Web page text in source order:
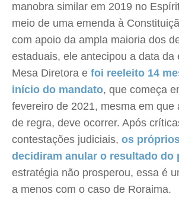
manobra similar em 2019 no
meio de uma emenda à
com apoio da ampla maioria dos
estaduais, ele antecipou a data da
Mesa Diretora e foi reeleito 14
início do mandato, que começa
fevereiro de 2021, mesma em que
de regra, deve ocorrer. Após
contestações judiciais, os
decidiram anular o resultado do
estratégia não prosperou, essa é
a menos com o caso de Roraima.